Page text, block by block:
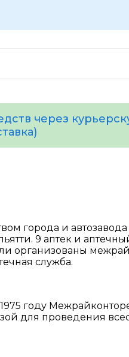
через
города и
9 аптек и
организованы
служба.
году
для проведения